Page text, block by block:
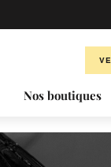
Nos boutiques